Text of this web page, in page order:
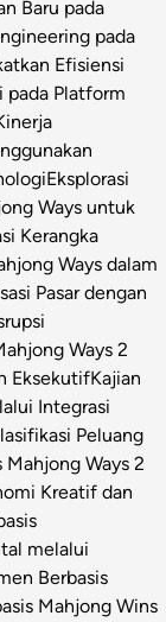
Baru pada
pada
Efisiensi
pada Platform
Eksplorasi
Ways untuk
Kerangka
Ways dalam
Pasar dengan
Ways 2
EksekutifKajian
Integrasi
Peluang
Ways 2
Kreatif dan
melalui
Berbasis
Mahjong Wins